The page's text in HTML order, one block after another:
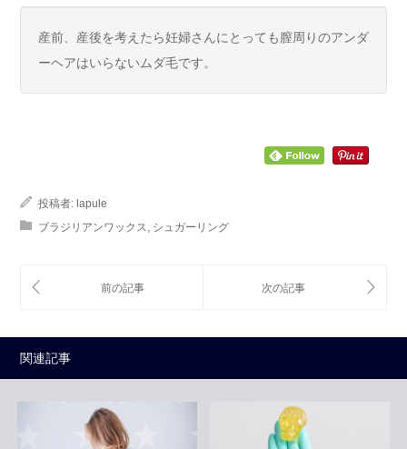
産前、産後を考えたら妊婦さんにとっても膣周りのアンダ
ーヘアはいらないムダ毛です。
投稿者: lapule
ブラジリアンワックス, シュガーリング
関連記事